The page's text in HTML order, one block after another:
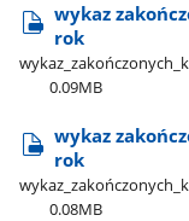
wykaz
rok
0.09MB
wykaz
rok
0.08MB